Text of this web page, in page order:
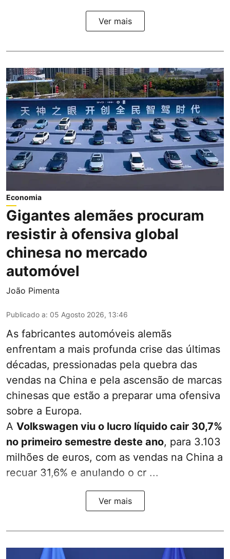
Ver mais
Economia
Gigantes alemães procuram
resistir à ofensiva global
chinesa no mercado
automóvel
João Pimenta
Publicado a: 05 Agosto 2026, 13:46
As fabricantes automóveis alemãs
enfrentam a mais profunda crise das últimas
décadas, pressionadas pela quebra das
vendas na China e pela ascensão de marcas
chinesas que estão a preparar uma ofensiva
sobre a Europa.
A Volkswagen viu o lucro líquido cair 30,7%
no primeiro semestre deste ano, para 3.103
milhões de euros, com as vendas na China a
recuar 31,6% e anulando o cr ...
Ver mais